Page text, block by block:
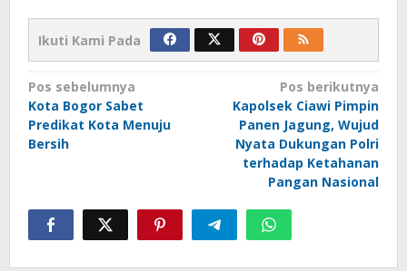
Ikuti Kami Pada
Navigasi
pos
Pos sebelumnya
Kota Bogor Sabet
Predikat Kota Menuju
Bersih
Pos berikutnya
Kapolsek Ciawi Pimpin
Panen Jagung, Wujud
Nyata Dukungan Polri
terhadap Ketahanan
Pangan Nasional